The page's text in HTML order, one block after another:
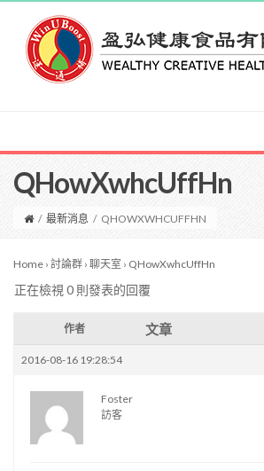
QHowXwhcUffHn
/ 最新消息 / QHOWXWHCUFFHN
Home › 討論群 › 聊天室 › QHowXwhcUffHn
正在檢視 0 則發表的回覆
作者 文章
2016-08-16 19:28:54
Foster
訪客